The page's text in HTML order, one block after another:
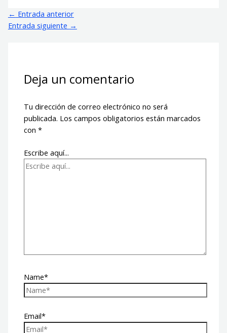
← Entrada anterior
Entrada siguiente →
Deja un comentario
Tu dirección de correo electrónico no será
publicada. Los campos obligatorios están marcados
con*
Escribe aquí...
Name*
Email*